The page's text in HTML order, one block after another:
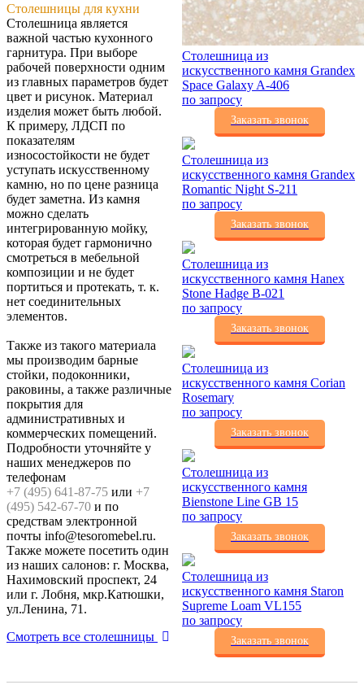
Столешницы для кухни
Столешница является
важной частью кухонного
гарнитура. При выборе
рабочей поверхности одним
из главных параметров будет
цвет и рисунок. Материал
изделия может быть любой.
К примеру, ЛДСП по
показателям
износостойкости не будет
уступать искусственному
камню, но по цене разница
будет заметна. Из камня
можно сделать
интегрированную мойку,
которая будет гармонично
смотреться в мебельной
композиции и не будет
портиться и протекать, т. к.
нет соединительных
элементов.
Также из такого материала
мы производим барные
стойки, подоконники,
раковины, а также различные
покрытия для
административных и
коммерческих помещений.
Подробности уточняйте у
наших менеджеров по
телефонам
+7 (495) 641-87-75 или +7
(495) 542-67-70 и по
средствам электронной
почты info@tesoromebel.ru.
Также можете посетить один
из наших салонов: г. Москва,
Нахимовский проспект, 24
или г. Лобня, мкр.Катюшки,
ул.Ленина, 71.
Смотреть все столешницы
Столешница из
искусственного камня Grandex
Space Galaxy A-406
по запросу
Заказать звонок
Столешница из
искусственного камня Grandex
Romantic Night S-211
по запросу
Заказать звонок
Столешница из
искусственного камня Hanex
Stone Hadge B-021
по запросу
Заказать звонок
Столешница из
искусственного камня Corian
Rosemary
по запросу
Заказать звонок
Столешница из
искусственного камня
Bienstone Line GB 15
по запросу
Заказать звонок
Столешница из
искусственного камня Staron
Supreme Loam VL155
по запросу
Заказать звонок